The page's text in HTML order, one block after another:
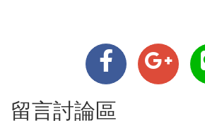
留言討論區